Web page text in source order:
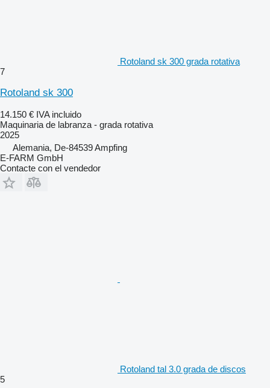
Rotoland sk 300 grada rotativa
7
Rotoland sk 300
14.150 € IVA incluido
Maquinaria de labranza - grada rotativa
2025
Alemania, De-84539 Ampfing
E-FARM GmbH
Contacte con el vendedor
Rotoland tal 3.0 grada de discos
5